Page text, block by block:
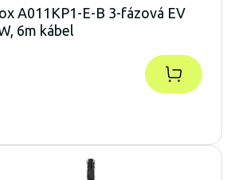
A011KP1-E-B 3-fázová EV
6m kábel